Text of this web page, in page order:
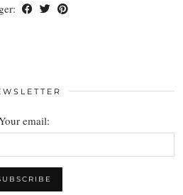
email: